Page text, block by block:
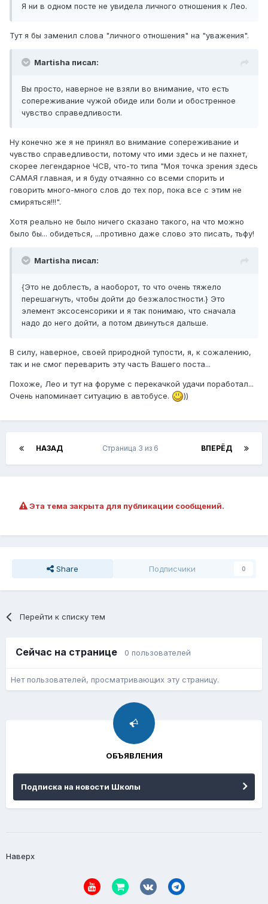
Я ни в одном посте не увидела личного отношения к Лео.
Тут я бы заменил слова "личного отношения" на "уважения".
Martisha писал:
Вы просто, наверное не взяли во внимание, что есть
сопереживание чужой обиде или боли и обостренное
чувство справедливости.
Ну конечно же я не принял во внимание сопереживание и
чувство справедливости, потому что ими здесь и не пахнет,
скорее легендарное ЧСВ, что-то типа "Моя точка зрения здесь
САМАЯ главная, и я буду отчаянно со всеми спорить и
говорить много-много слов до тех пор, пока все с этим не
смиряться!!!".
Хотя реально не было ничего сказано такого, на что можно
было бы... обидеться, ...противно даже слово это писать, тьфу!
Martisha писал:
{Это не доблесть, а наоборот, то что очень тяжело
перешагнуть, чтобы дойти до безжалостности.} Это
элемент эксосенсорики и я так понимаю, что сначала
надо до него дойти, а потом двинуться дальше.
В силу, наверное, своей природной тупости, я, к сожалению,
так и не смог переварить эту часть Вашего поста...
Похоже, Лео и тут на форуме с перекачкой удачи поработал...
Очень напоминает ситуацию в автобусе.
))
НАЗАД ВПЕРЁД
Страница 3 из 6
Эта тема закрыта для публикации сообщений.
Share Подписчики 0
Перейти к списку тем
Сейчас на странице 0 пользователей
Нет пользователей, просматривающих эту страницу.
ОБЪЯВЛЕНИЯ
Подписка на новости Школы
Наверх